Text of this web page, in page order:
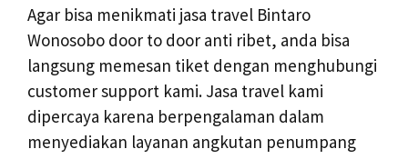
Agar bisa menikmati jasa travel Bintaro
Wonosobo door to door anti ribet, anda bisa
langsung memesan tiket dengan menghubungi
customer support kami. Jasa travel kami
dipercaya karena berpengalaman dalam
menyediakan layanan angkutan penumpang